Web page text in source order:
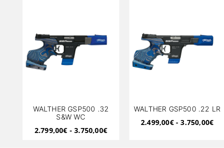
WALTHER GSP500 .32
S&W WC
2.799,00€ - 3.750,00€
WALTHER GSP500 .22 LR
2.499,00€ - 3.750,00€